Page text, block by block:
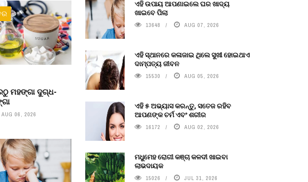
ମହଙ୍ଗା ଦୁଗ୍ଧ-
AUG 06, 2026
ଏହି ଉପାୟ ଆପଣାଇଲେ ଘର ଖାଦ୍ୟ
ଖାଇବେ ପିଲା
13648 AUG 07, 2026
ଏହି ସ୍ଥାନରେ କଳାଜାଇ ଥିଲେ ସୁଖୀ ହୋଇଥାଏ
ଦାମ୍ପତ୍ୟ ଜୀବନ
15530 AUG 05, 2026
ଏହି ୫ ଅଭ୍ୟାସ କରନ୍ତୁ, ସତେଜ ରହିବ
ଆପଣଙ୍କ ଚର୍ମ ଏବଂ ଶରୀର
16172 AUG 02, 2026
ମଧୁମେହ ରୋଗୀ କଞ୍ଚା କଳଦୀ ଖାଇବା
ଲାଭଦାୟକ
15026 JUL 31, 2026